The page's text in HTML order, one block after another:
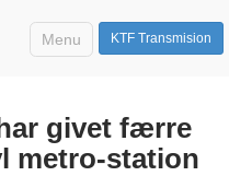
KTF Transmision
Menu
givet færre
metro-station